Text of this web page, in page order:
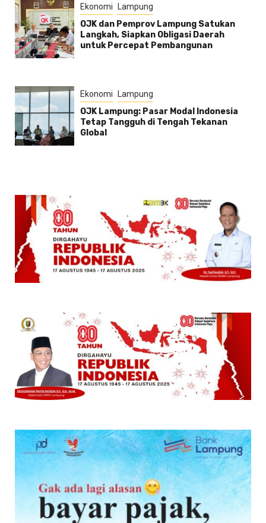
Ekonomi Lampung
OJK dan Pemprov Lampung Satukan
Langkah, Siapkan Obligasi Daerah
untuk Percepat Pembangunan
Ekonomi Lampung
OJK Lampung: Pasar Modal Indonesia
Tetap Tangguh di Tengah Tekanan
Global